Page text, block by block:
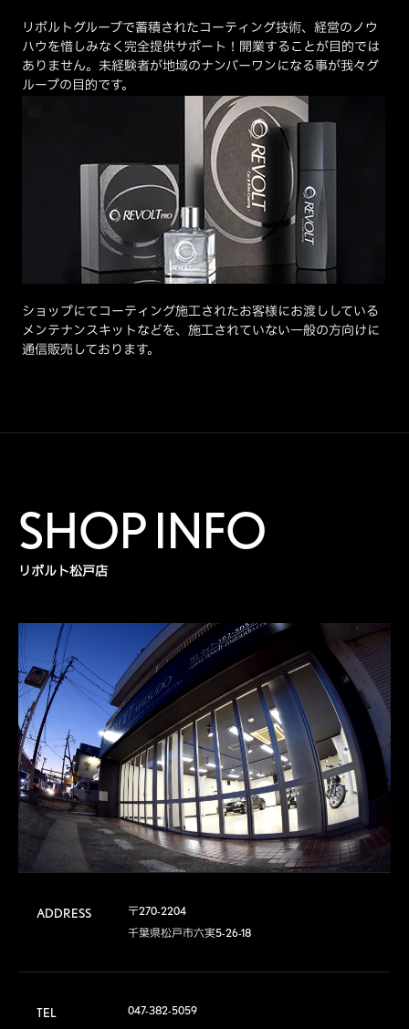
リボルトグループで蓄積されたコーティング技術、経営のノウ
ハウを惜しみなく完全提供サポート！開業することが目的では
ありません。未経験者が地域のナンバーワンになる事が我々グ
ループの目的です。
ショップにてコーティング施工されたお客様にお渡ししている
メンテナンスキットなどを、施工されていない一般の方向けに
通信販売しております。
SHOP INFO
リボルト松戸店
ADDRESS
〒270-2204
千葉県松戸市六実5-26-18
TEL 047-382-5059